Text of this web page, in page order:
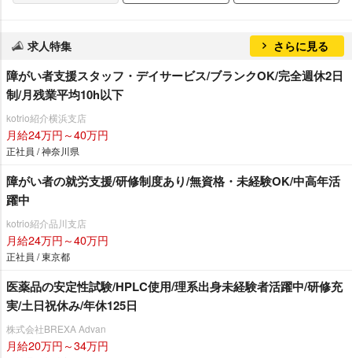
求人特集 さらに見る
障がい者支援スタッフ・デイサービス/ブランクOK/完全週休2日
制/月残業平均10h以下
kotrio紹介横浜支店
月給24万円～40万円
正社員 / 神奈川県
障がい者の就労支援/研修制度あり/無資格・未経験OK/中高年活
躍中
kotrio紹介品川支店
月給24万円～40万円
正社員 / 東京都
医薬品の安定性試験/HPLC使用/理系出身未経験者活躍中/研修充
実/土日祝休み/年休125日
株式会社BREXA Advan
月給20万円～34万円